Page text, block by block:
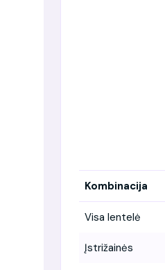
Kombinacija
Visa lentelė
Įstrižainės